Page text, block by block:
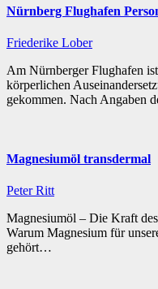
Nürnberg Flughafen
Friederike Lober
Am Nürnberger Flughafen
körperlichen
gekommen. Nach Angaben
Magnesiumöl transdermal
Peter Ritt
Magnesiumöl – Die Kraft
Warum Magnesium für
gehört…